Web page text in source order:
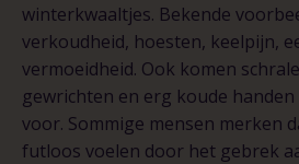
winterkwaaltjes. Bekende
verkoudheid, hoesten, keelpijn,
vermoeidheid. Ook komen
gewrichten en erg koude
voor. Sommige mensen merken
futloos voelen door het gebrek